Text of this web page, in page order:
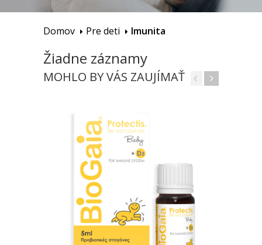
Domov Pre deti Imunita
Žiadne záznamy
MOHLO BY VÁS ZAUJÍMAŤ